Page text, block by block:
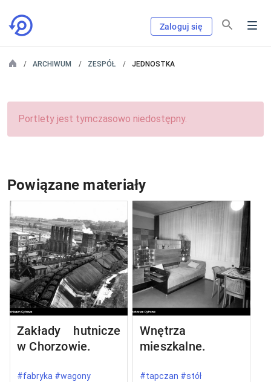
Zaloguj się
ARCHIWUM ZESPÓŁ JEDNOSTKA
Portlety jest tymczasowo niedostępny.
Powiązane materiały
Zakłady hutnicze
w Chorzowie.
#fabryka #wagony
Wnętrza
mieszkalne.
#tapczan #stół